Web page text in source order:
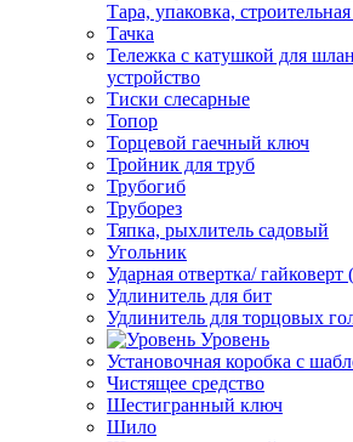
Тара, упаковка,
Тачка
Тележка с катушкой для
устройство
Тиски слесарные
Топор
Торцевой гаечный ключ
Тройник для труб
Трубогиб
Труборез
Тяпка, рыхлитель садовый
Угольник
Ударная отвертка/
Удлинитель для бит
Удлинитель для торцовых
Уровень
Установочная коробка с
Чистящее средство
Шестигранный ключ
Шило